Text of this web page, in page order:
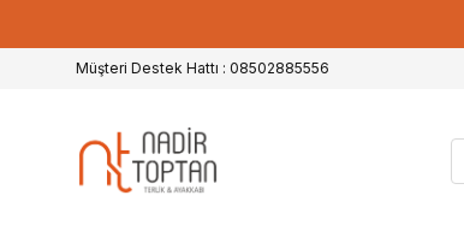
Müşteri Destek Hattı : 08502885556